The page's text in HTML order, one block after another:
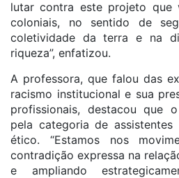
lutar contra este projeto que
coloniais, no sentido de
coletividade da terra e na
riqueza”, enfatizou.
A professora, que falou das
racismo institucional e sua
profissionais, destacou que
pela categoria de
ético. “Estamos nos
contradição expressa na
e ampliando